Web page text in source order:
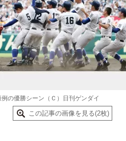
例の優勝シーン（Ｃ）日刊ゲンダイ
この記事の画像を見る(2枚)